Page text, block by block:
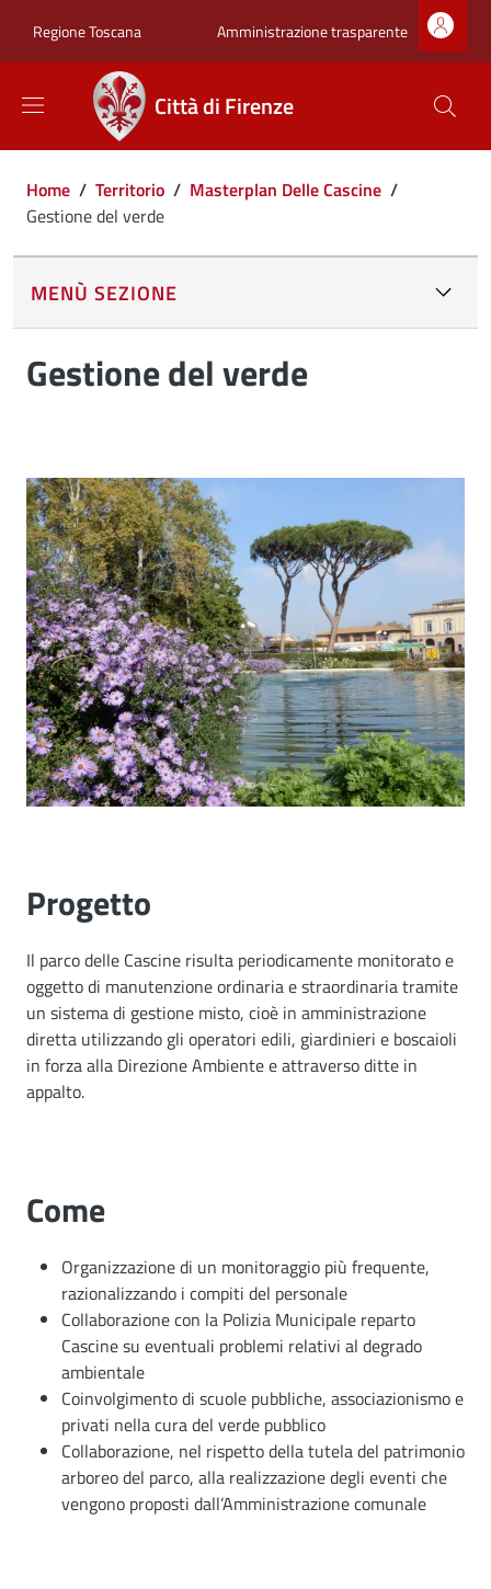
Regione Toscana Zona superiore
Amministrazione trasparente
Città di Firenze
Briciole di pane
Home / Territorio / Masterplan Delle Cascine /
Gestione del verde
MENÙ SEZIONE
Gestione del verde
Progetto
Il parco delle Cascine risulta periodicamente monitorato e
oggetto di manutenzione ordinaria e straordinaria tramite
un sistema di gestione misto, cioè in amministrazione
diretta utilizzando gli operatori edili, giardinieri e boscaioli
in forza alla Direzione Ambiente e attraverso ditte in
appalto.
Come
Organizzazione di un monitoraggio più frequente,
razionalizzando i compiti del personale
Collaborazione con la Polizia Municipale reparto
Cascine su eventuali problemi relativi al degrado
ambientale
Coinvolgimento di scuole pubbliche, associazionismo e
privati nella cura del verde pubblico
Collaborazione, nel rispetto della tutela del patrimonio
arboreo del parco, alla realizzazione degli eventi che
vengono proposti dall’Amministrazione comunale